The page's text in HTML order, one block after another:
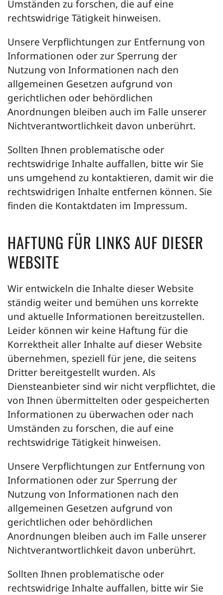
Umständen zu forschen, die auf eine
rechtswidrige Tätigkeit hinweisen.
Unsere Verpflichtungen zur Entfernung von
Informationen oder zur Sperrung der
Nutzung von Informationen nach den
allgemeinen Gesetzen aufgrund von
gerichtlichen oder behördlichen
Anordnungen bleiben auch im Falle unserer
Nichtverantwortlichkeit davon unberührt.
Sollten Ihnen problematische oder
rechtswidrige Inhalte auffallen, bitte wir Sie
uns umgehend zu kontaktieren, damit wir die
rechtswidrigen Inhalte entfernen können. Sie
finden die Kontaktdaten im Impressum.
HAFTUNG FÜR LINKS AUF DIESER
WEBSITE
Wir entwickeln die Inhalte dieser Website
ständig weiter und bemühen uns korrekte
und aktuelle Informationen bereitzustellen.
Leider können wir keine Haftung für die
Korrektheit aller Inhalte auf dieser Website
übernehmen, speziell für jene, die seitens
Dritter bereitgestellt wurden. Als
Diensteanbieter sind wir nicht verpflichtet, die
von Ihnen übermittelten oder gespeicherten
Informationen zu überwachen oder nach
Umständen zu forschen, die auf eine
rechtswidrige Tätigkeit hinweisen.
Unsere Verpflichtungen zur Entfernung von
Informationen oder zur Sperrung der
Nutzung von Informationen nach den
allgemeinen Gesetzen aufgrund von
gerichtlichen oder behördlichen
Anordnungen bleiben auch im Falle unserer
Nichtverantwortlichkeit davon unberührt.
Sollten Ihnen problematische oder
rechtswidrige Inhalte auffallen, bitte wir Sie